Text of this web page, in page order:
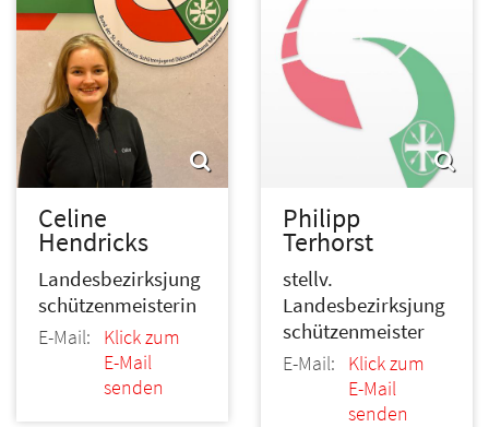
Celine
Hendricks
Landesbezirksjung
schützenmeisterin
E-Mail:
Klick zum
E-Mail
senden
Philipp
Terhorst
stellv.
Landesbezirksjung
schützenmeister
E-Mail:
Klick zum
E-Mail
senden